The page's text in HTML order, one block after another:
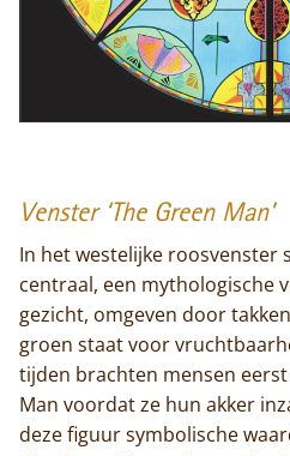
Venster ‘The Green Man’
In het westelijke roosvenster
centraal, een mythologische
gezicht, omgeven door
groen staat voor
tijden brachten mensen
Man voordat ze hun akker
deze figuur symbolische